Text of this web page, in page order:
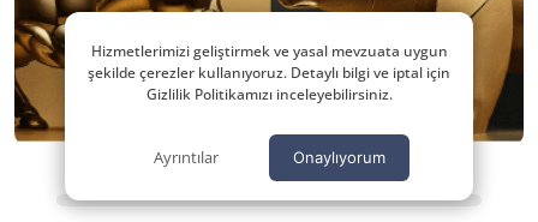
Hizmetlerimizi geliştirmek ve yasal mevzuata uygun
şekilde çerezler kullanıyoruz. Detaylı bilgi ve iptal için
Gizlilik Politikamızı inceleyebilirsiniz.
Ayrıntılar Onaylıyorum